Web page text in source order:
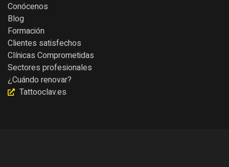
Conócenos
Blog
Formación
Clientes satisfechos
Clínicas Comprometidas
Sectores profesionales
¿Cuándo renovar?
Tattooclav.es